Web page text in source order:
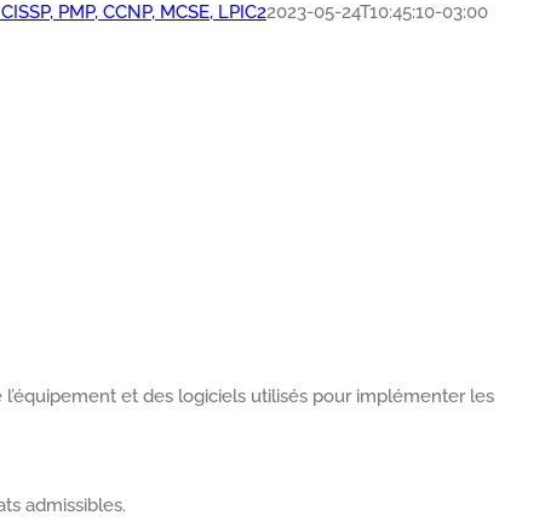
PMP, CCNP, MCSE, LPIC22023-05-24T10:45:10-03:00
et des logiciels utilisés pour implémenter les
admissibles.